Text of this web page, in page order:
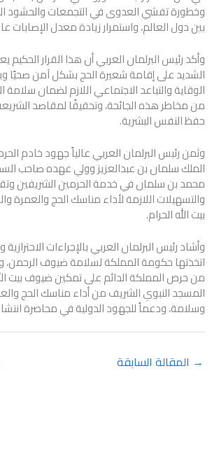
وخطورة تفشي العدوى في التجمعات والحشود
بين دول العالم، واستمرار زيادة معدل الإصابات
وأكد رئيس البرلمان العربي أن هذا القرار
الشديد على إقامة شعيرة الحج بشكل آمن صحيًا
الوقاية والتباعد الاجتماعي اللازم لضمان سلامة
من مخاطر هذه الجائحة، وتحقيقًا لمقاصد
حفظ النفس البشرية.
وثمن رئيس البرلمان العربي عالياً جهود خادم
الملك سلمان بن عبدالعزيز وولي عهده صاحب
محمد بن سلمان في خدمة الحرمين الشريفين
والتسهيلات اللازمة لأداء مناسك الحج والعمرة
بيت الله الحرام.
وأشاد رئيس البرلمان العربي بالإجراءات الاحترازية
اتخذتها حكومة المملكة لسلامة ضيوف الرحمن،
من حرص المملكة الدائم على تمكين ضيوف بيت
المسجد النبوي الشريف من أداء مناسك الحج
وسلامة، ودعماً للجهود الدولية في محاصرة
→ المقالة السابقة